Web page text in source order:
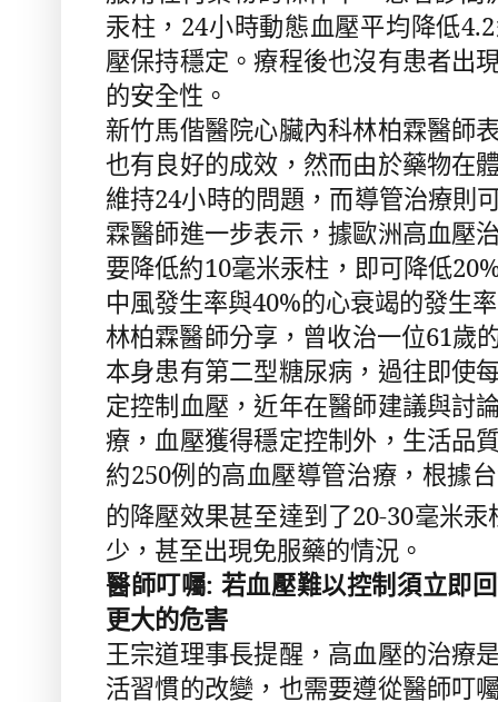
汞柱， 24小時動態血壓平均降低4.2
壓保持穩定。療程後也沒有患者出
的安全性。
新竹馬偕醫院心臟內科林柏霖醫師
也有良好的成效，然而由於藥物在
維持24小時的問題，而導管治療則
霖醫師進一步表示，據歐洲高血壓
要降低約10毫米汞柱，即可降低
中風發生率與40%的心衰竭的發生率
林柏霖醫師分享，曾收治一位61歲
本身患有第二型糖尿病，過往即使
定控制血壓，近年在醫師建議與討
療，血壓獲得穩定控制外，生活品
約250例的高血壓導管治療，根據
的降壓效果甚至達到了20-30毫米汞
少，甚至出現免服藥的情況。
醫師叮囑: 若血壓難以控制須立即
更大的危害
王宗道理事長提醒，高血壓的治療
活習慣的改變，也需要遵從醫師叮